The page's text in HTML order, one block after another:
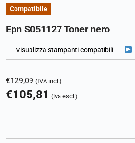
Compatibile
Epn S051127 Toner nero
Visualizza stampanti compatibili
€129,09 (IVA incl.)
€105,81 (iva escl.)